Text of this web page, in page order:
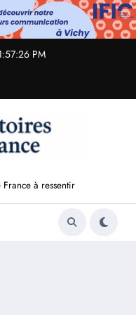
PM
à ressentir